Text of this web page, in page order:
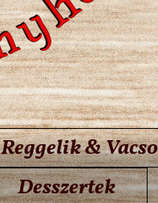
Reggelik &
Desszertek